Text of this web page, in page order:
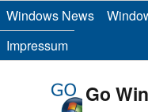
Windows News
Impressum
Go